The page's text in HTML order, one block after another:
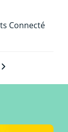
Connecté